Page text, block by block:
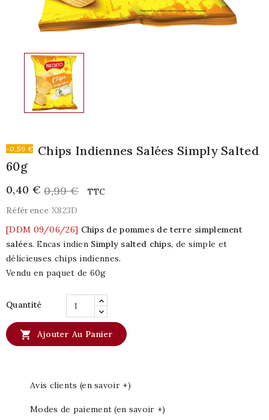
-0,59 € Chips Indiennes Salées Simply Salted
60g
0,40 € 0,99 € TTC
Référence X823D
[DDM 09/06/26] Chips de pommes de terre simplement
salées. Encas indien Simply salted chips, de simple et
délicieuses chips indiennes.
Vendu en paquet de 60g
Quantité
 Ajouter Au Panier
Avis clients (en savoir +)
Modes de paiement (en savoir +)